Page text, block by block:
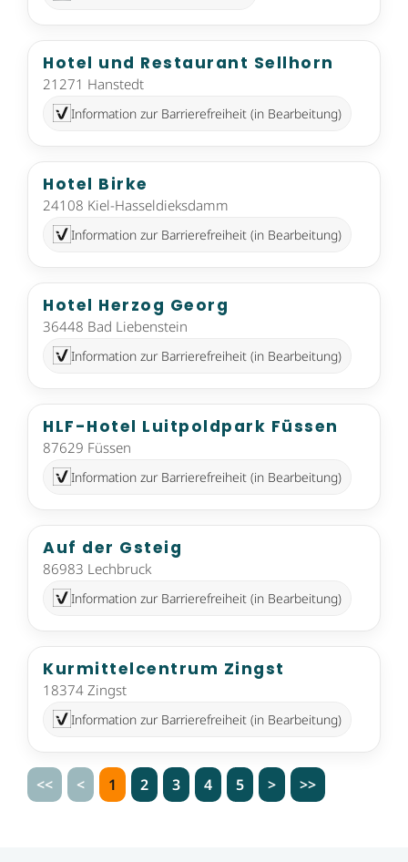
Hotel und Restaurant Sellhorn
21271 Hanstedt
Information zur Barrierefreiheit (in Bearbeitung)
Hotel Birke
24108 Kiel-Hasseldieksdamm
Information zur Barrierefreiheit (in Bearbeitung)
Hotel Herzog Georg
36448 Bad Liebenstein
Information zur Barrierefreiheit (in Bearbeitung)
HLF-Hotel Luitpoldpark Füssen
87629 Füssen
Information zur Barrierefreiheit (in Bearbeitung)
Auf der Gsteig
86983 Lechbruck
Information zur Barrierefreiheit (in Bearbeitung)
Kurmittelcentrum Zingst
18374 Zingst
Information zur Barrierefreiheit (in Bearbeitung)
<< < 1 2 3 4 5 > >>